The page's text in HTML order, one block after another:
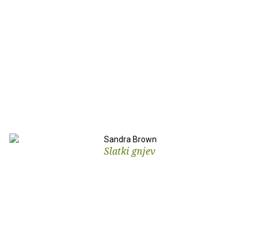
Sandra Brown
Slatki gnjev